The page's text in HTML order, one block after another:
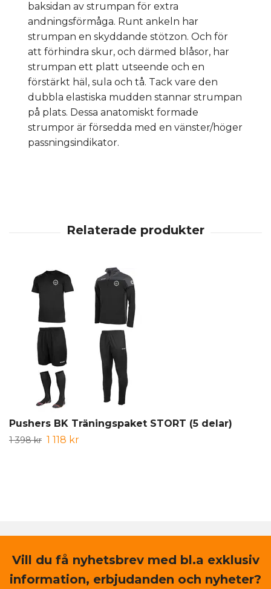
baksidan av strumpan för extra
andningsförmåga. Runt ankeln har
strumpan en skyddande stötzon. Och för
att förhindra skur, och därmed blåsor, har
strumpan ett platt utseende och en
förstärkt häl, sula och tå. Tack vare den
dubbla elastiska mudden stannar strumpan
på plats. Dessa anatomiskt formade
strumpor är försedda med en vänster/höger
passningsindikator.
Pushers BK Träningspaket STORT (5 delar)
1 398 kr 1 118 kr
Vill du få nyhetsbrev med bl.a exklusiv
information, erbjudanden och nyheter?